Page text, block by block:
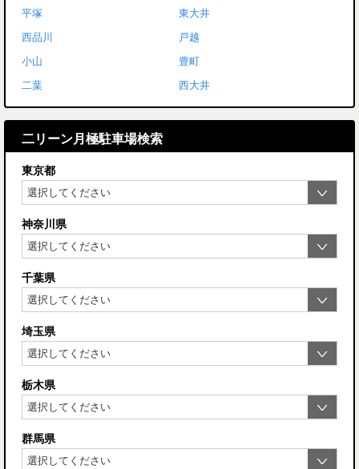
平塚
東大井
西品川
戸越
小山
豊町
二葉
西大井
二リーン月極駐車場検索
東京都
神奈川県
千葉県
埼玉県
栃木県
群馬県